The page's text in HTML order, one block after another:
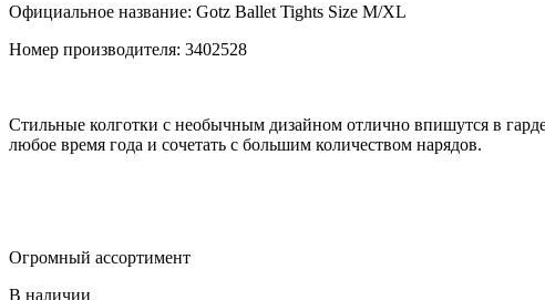
Официальное название: Gotz Ballet Tights Size M/XL
Номер производителя: 3402528
Cтильные колготки с необычным дизайном отлично впишутся в
любое время года и сочетать с большим количеством нарядов.
Огромный ассортимент
В наличии